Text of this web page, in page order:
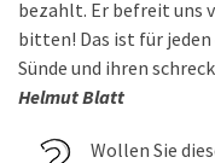
bezahlt. Er befreit uns
bitten! Das ist für
Sünde und ihren
Helmut Blatt
Wollen Sie